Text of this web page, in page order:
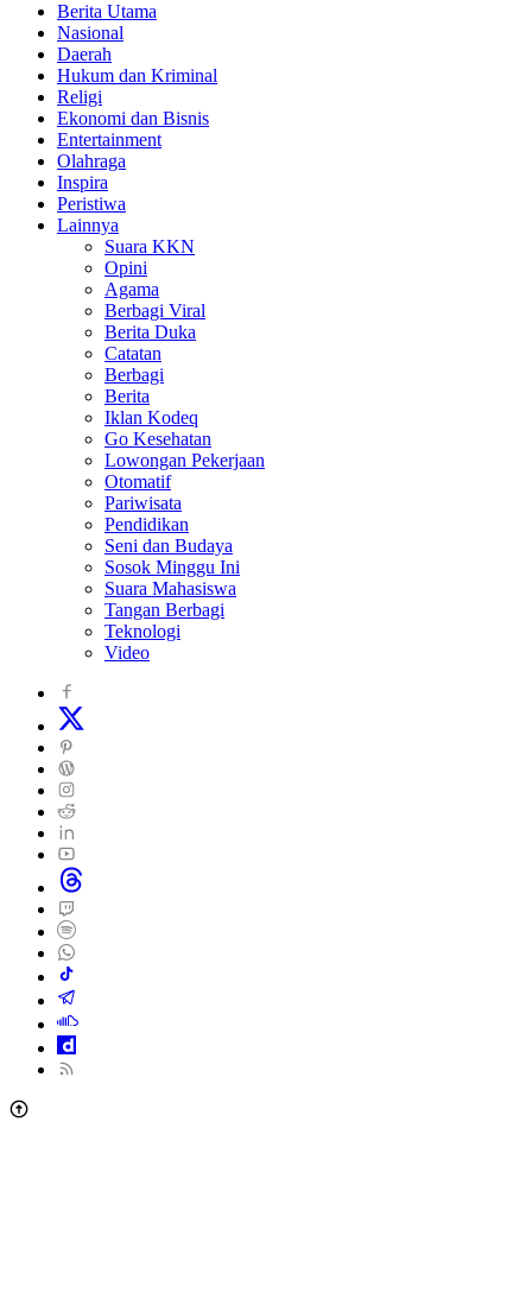
Berita Utama
Nasional
Daerah
Hukum dan Kriminal
Religi
Ekonomi dan Bisnis
Entertainment
Olahraga
Inspira
Peristiwa
Lainnya
Suara KKN
Opini
Agama
Berbagi Viral
Berita Duka
Catatan
Berbagi
Berita
Iklan Kodeq
Go Kesehatan
Lowongan Pekerjaan
Otomatif
Pariwisata
Pendidikan
Seni dan Budaya
Sosok Minggu Ini
Suara Mahasiswa
Tangan Berbagi
Teknologi
Video